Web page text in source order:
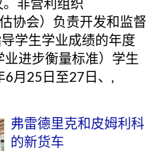
协会）负责开发和监督
学生学业成绩的年度
进步衡量标准）学生
6月25日至27日、,
弗雷德里克和皮姆利科
的新货车